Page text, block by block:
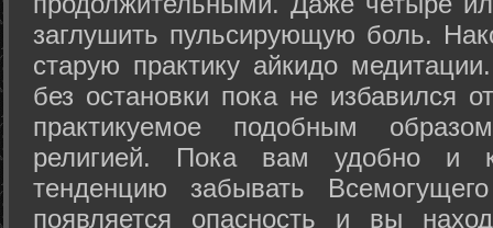
заглушить пульсирующую боль.
старую практику айкидо
без остановки пока не избавился
практикуемое подобным
религией. Пока вам удобно и
тенденцию забывать
появляется опасность и вы